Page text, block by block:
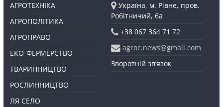
АГРОТЕХНІКА
АГРОПОЛІТИКА
АГРОПРАВО
ЕКО-ФЕРМЕРСТВО
ТВАРИННИЦТВО
РОСЛИННИЦТВО
ЛЯ СЕЛО
Україна, м. Рівне, пров.
Робітничий, 6а
+38 067 364 71 72
agroc.news@gmail.com
Зворотній зв’язок